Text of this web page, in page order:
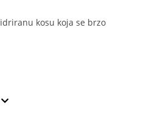
kosu koja se brzo